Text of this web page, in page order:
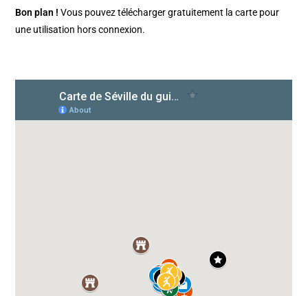
Bon plan ! Vous pouvez télécharger gratuitement la carte pour
une utilisation hors connexion.